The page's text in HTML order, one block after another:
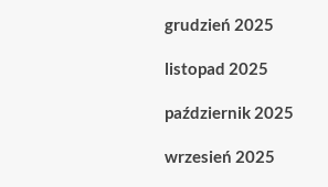
grudzień 2025
listopad 2025
październik 2025
wrzesień 2025